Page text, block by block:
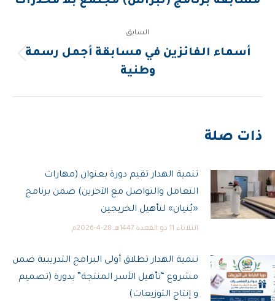
السابق
المقالة
السابقة:
أسماء الفائزين في مسابقة أجمل رسمة
وطنية
ذات صلة
تنمية الهدار تقيم دورة بعنوان (مهارات
التعامل والتواصل مع الآخرين) ضمن برنامج
«بُنيان» لتأهيل الخريجين
الثلاثاء 11 ذو القعدة 1447هـ 28-4-2026م
تنمية الهدار تطلاق أولى البرامج التدريبية ضمن
مشروع “تأهيل الأسر المنتجة” بدورة (تصميم
و إنتاج التوزيعات)